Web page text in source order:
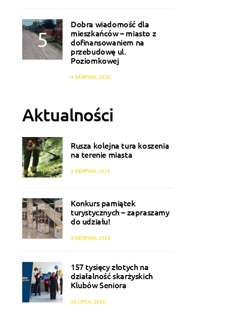
Dobra wiadomość dla
mieszkańców – miasto z
dofinansowaniem na
przebudowę ul.
Poziomkowej
4 SIERPNIA, 2026
Aktualności
Rusza kolejna tura koszenia
na terenie miasta
3 SIERPNIA, 2026
Konkurs pamiątek
turystycznych – zapraszamy
do udziału!
3 SIERPNIA, 2026
157 tysięcy złotych na
działalność skarżyskich
Klubów Seniora
28 LIPCA, 2026